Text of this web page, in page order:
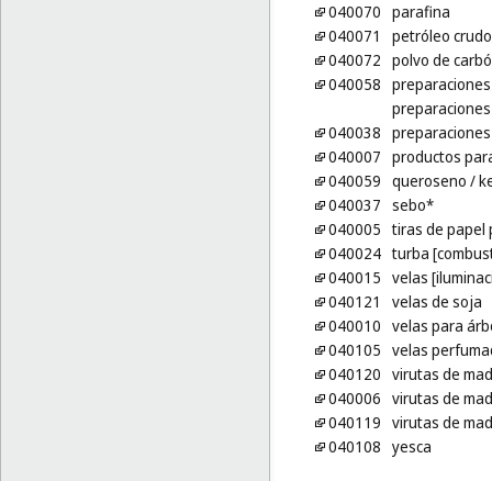
040070 parafina
040071
petróleo
040072 polvo de
040058
040038
040007 productos
040059 queroseno /
040037 sebo*
040005 tiras de papel
040024 turba
040015 velas
040121
velas de soja
040010 velas para
040105 velas
040120 virutas de
040006 virutas de
040119 virutas de
040108 yesca